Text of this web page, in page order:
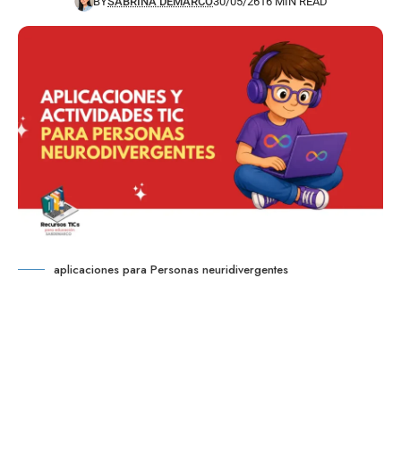
aplicaciones para Personas neuridivergentes